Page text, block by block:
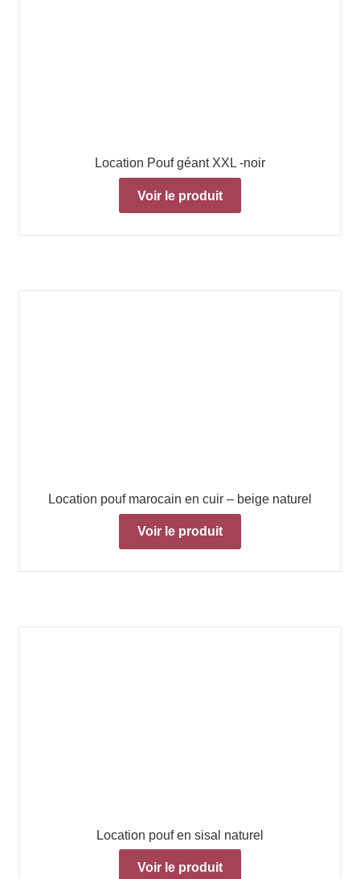
Location Pouf géant XXL -noir
Voir le produit
Location pouf marocain en cuir – beige naturel
Voir le produit
Location pouf en sisal naturel
Voir le produit